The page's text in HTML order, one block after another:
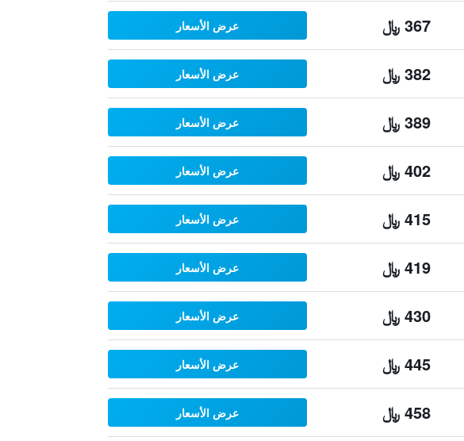
367 ﷼ عرض الأسعار
382 ﷼ عرض الأسعار
389 ﷼ عرض الأسعار
402 ﷼ عرض الأسعار
415 ﷼ عرض الأسعار
419 ﷼ عرض الأسعار
430 ﷼ عرض الأسعار
445 ﷼ عرض الأسعار
458 ﷼ عرض الأسعار